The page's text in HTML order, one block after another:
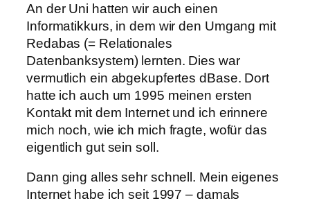
An der Uni hatten wir auch einen
Informatikkurs, in dem wir den Umgang mit
Redabas (= Relationales
Datenbanksystem) lernten. Dies war
vermutlich ein abgekupfertes dBase. Dort
hatte ich auch um 1995 meinen ersten
Kontakt mit dem Internet und ich erinnere
mich noch, wie ich mich fragte, wofür das
eigentlich gut sein soll.
Dann ging alles sehr schnell. Mein eigenes
Internet habe ich seit 1997 – damals